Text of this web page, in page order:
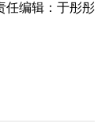
任编辑：于彤彤